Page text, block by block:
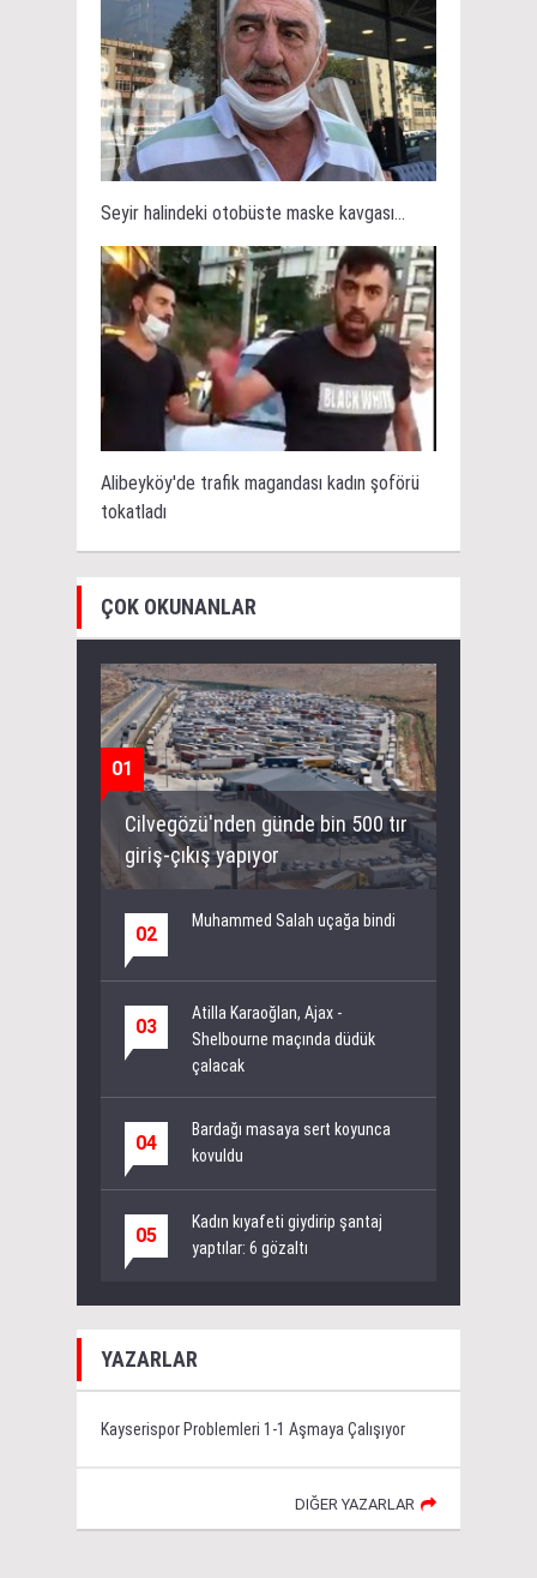
Seyir halindeki otobüste maske kavgası...
Alibeyköy'de trafik magandası kadın şoförü
tokatladı
ÇOK OKUNANLAR
01
Cilvegözü'nden günde bin 500 tır
giriş-çıkış yapıyor
02
Muhammed Salah uçağa bindi
03
Atilla Karaoğlan, Ajax -
Shelbourne maçında düdük
çalacak
04
Bardağı masaya sert koyunca
kovuldu
05
Kadın kıyafeti giydirip şantaj
yaptılar: 6 gözaltı
YAZARLAR
Kayserispor Problemleri 1-1 Aşmaya Çalışıyor
DIĞER YAZARLAR